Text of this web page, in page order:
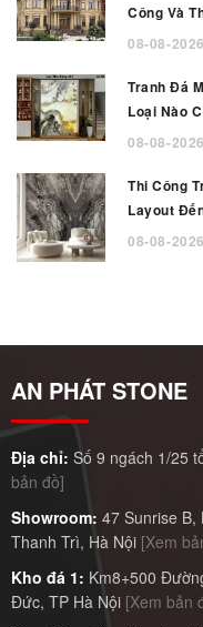
Công Và
08-08-2026
Tranh Đá
Loại Nào
08-08-2026
Thi Công
Layout
08-08-2026
AN PHÁT STONE
Địa chỉ: Số 9 ngách 1/25
bản đồ]
Showroom: 47 Sunrise B,
Thanh Trì, Hà Nội [Xem
Kho đá 1: Km8+500
Đức, TP Hà Nội [Xem bản